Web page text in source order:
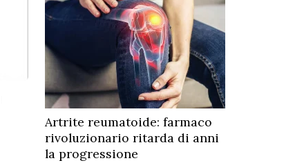
Artrite reumatoide: farmaco
rivoluzionario ritarda di anni
la progressione